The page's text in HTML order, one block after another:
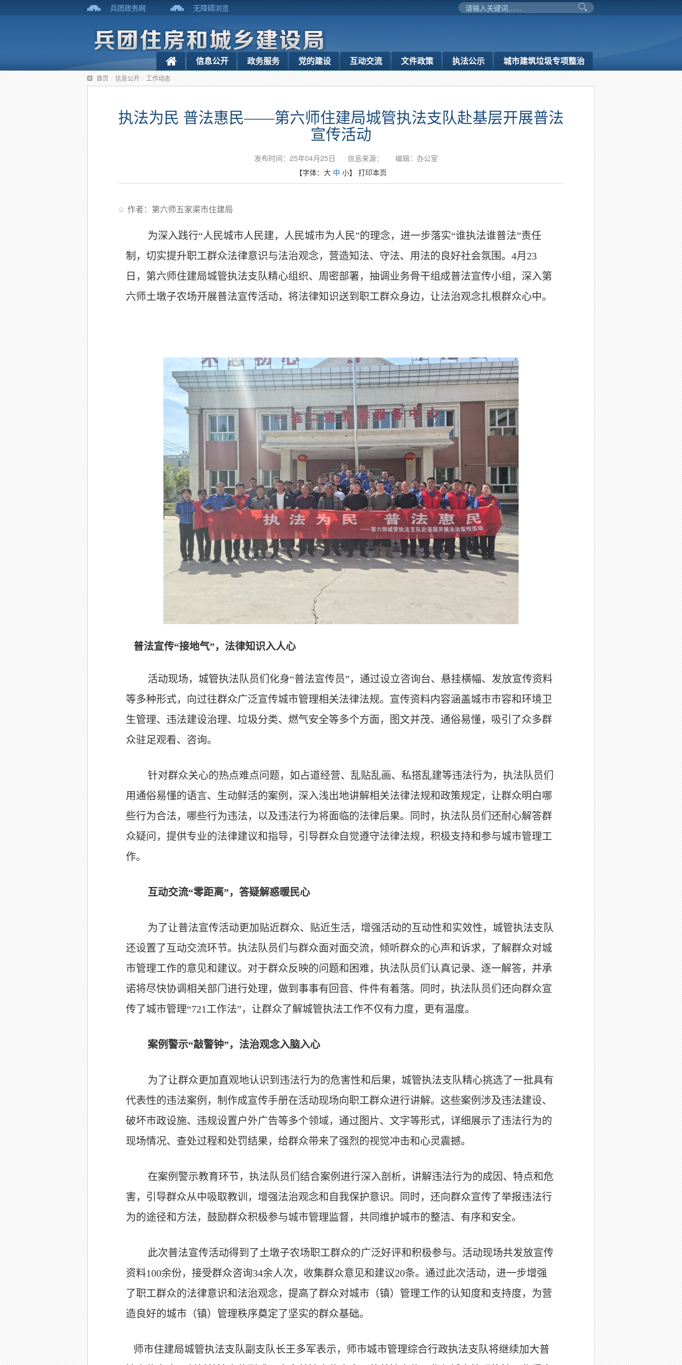
兵团政务网 无障碍浏览
信息公开 政务服务 党的建设 互动交流 文件政策 执法公示 城市建筑垃圾专项整治
首页 / 信息公开 / 工作动态
执法为民 普法惠民——第六师住建局城管执法支队赴基层开展普法
宣传活动
发布时间：25年04月25日 信息来源：
编辑：办公室
【字体： 大 中 小】 打印本页
作者：第六师五家渠市住建局
为深入践行“人民城市人民建，人民城市为人民”的理念，进一步落实“谁执法谁普法”责任
制，切实提升职工群众法律意识与法治观念，营造知法、守法、用法的良好社会氛围 。4月 23
日 ，第六师住建局城管执法支队精心组织、周密部署，抽调业务骨干组成普法宣传小组，深入第
六师土墩子农场开展普法宣传活动，将法律知识送到职工群众身边，让法治观念扎根群众心中。
普法宣传“接地气”，法律知识入人心
活动现场，城管执法队员们化身“普法宣传员”，通过设立咨询台、悬挂横幅、发放宣传资料
等多种形式，向过往群众广泛宣传城市管理相关法律法规。宣传资料内容涵盖城市市容和环境卫
生管理、违法建设治理、垃圾分类、燃气安全等多个方面，图文并茂、通俗易懂，吸引了众多群
众驻足观看、咨询。
针对群众关心的热点难点问题，如占道经营、乱贴乱画、私搭乱建等违法行为，执法队员们
用通俗易懂的语言、生动鲜活的案例，深入浅出地讲解相关法律法规和政策规定，让群众明白哪
些行为合法，哪些行为违法，以及违法行为将面临的法律后果。同时，执法队员们还耐心解答群
众疑问，提供专业的法律建议和指导，引导群众自觉遵守法律法规，积极支持和参与城市管理工
作。
互动交流“零距离”，答疑解惑暖民心
为了让普法宣传活动更加贴近群众、贴近生活，增强活动的互动性和实效性，城管执法支队
还设置了互动交流环节。执法队员们与群众面对面交流，倾听群众的心声和诉求，了解群众对城
市管理工作的意见和建议。对于群众反映的问题和困难，执法队员们认真记录、逐一解答，并承
诺将尽快协调相关部门进行处理，做到事事有回音、件件有着落。同时，执法队员们还向群众宣
传了城市管理“721工作法”，让群众了解城管执法工作不仅有力度，更有温度。
案例警示“敲警钟”，法治观念入脑入心
为了让群众更加直观地认识到违法行为的危害性和后果，城管执法支队精心挑选了一批具有
代表性的违法案例，制作成宣传手册在活动现场向职工群众进行讲解。这些案例涉及违法建设、
破坏市政设施、违规设置户外广告等多个领域，通过图片、文字等形式，详细展示了违法行为的
现场情况、查处过程和处罚结果，给群众带来了强烈的视觉冲击和心灵震撼。
在案例警示教育环节，执法队员们结合案例进行深入剖析，讲解违法行为的成因、特点和危
害，引导群众从中吸取教训，增强法治观念和自我保护意识。同时，还向群众宣传了举报违法行
为的途径和方法，鼓励群众积极参与城市管理监督，共同维护城市的整洁、有序和安全。
此次普法宣传活动得到了土墩子农场职工群众的广泛好评和积极参与。活动现场共发放宣传
资料100余份，接受群众咨询34余人次，收集群众意见和建议20条。通过此次活动，进一步增强
了职工群众的法律意识和法治观念，提高了群众对城市 （镇）管理工作的认知度和支持度，为营
造良好的城市（镇）管理秩序奠定了坚实的群众基础。
师市住建局城管执法支队副支队长王多军表示，师市城市管理综合行政执法支队将继续加大普